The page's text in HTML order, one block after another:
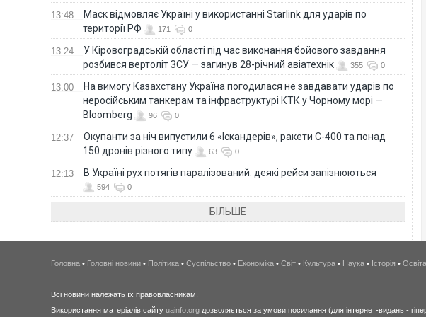
13:48
Маск відмовляє Україні у використанні Starlink для ударів по
території РФ
171 0
13:24
У Кіровоградській області під час виконання бойового завдання
розбився вертоліт ЗСУ — загинув 28-річний авіатехнік
355 0
13:00
На вимогу Казахстану Україна погодилася не завдавати ударів по
неросійським танкерам та інфраструктурі КТК у Чорному морі —
Bloomberg
96 0
12:37
Окупанти за ніч випустили 6 «Іскандерів», ракети С-400 та понад
150 дронів різного типу
63 0
12:13 В Україні рух потягів паралізований: деякі рейси запізнюються
594 0
БІЛЬШЕ
Головна • Головні новини • Політика • Суспільство • Економіка • Світ • Культура • Наука • Історія • Освіта
Всі новини належать їх правовласникам.
Використання матеріалів сайту uainfo.org дозволяється за умови посилання (для інтернет-видань -